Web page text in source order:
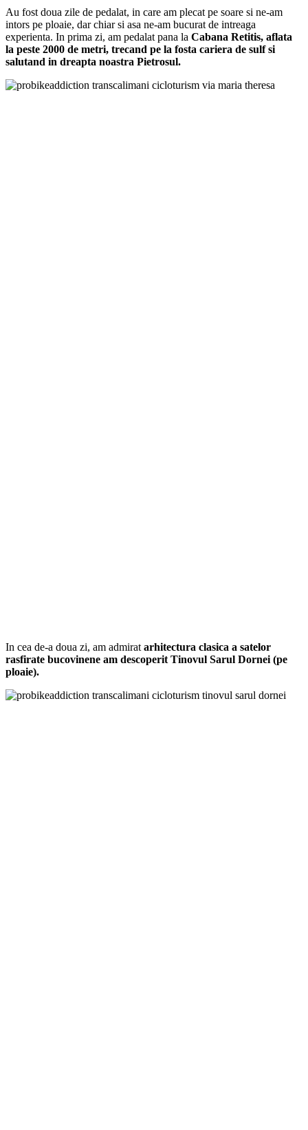
Au fost doua zile de pedalat, in care am plecat pe soare si ne-am
intors pe ploaie, dar chiar si asa ne-am bucurat de intreaga
experienta. In prima zi, am pedalat pana la Cabana Retitis, aflata
la peste 2000 de metri, trecand pe la fosta cariera de sulf si
salutand in dreapta noastra Pietrosul.
In cea de-a doua zi, am admirat arhitectura clasica a satelor
rasfirate bucovinene am descoperit Tinovul Sarul Dornei (pe
ploaie).